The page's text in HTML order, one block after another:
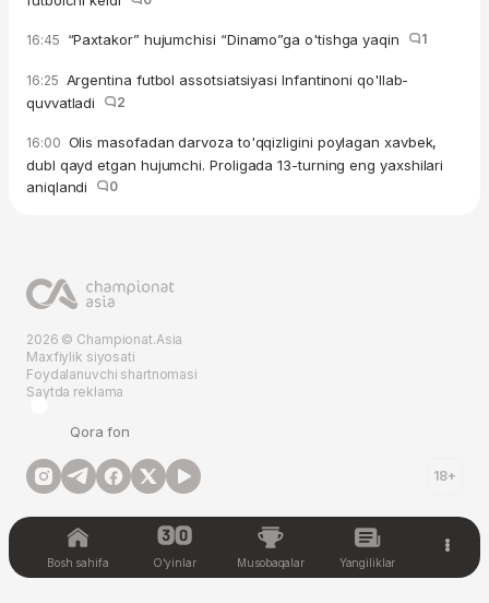
16:45 “Paxtakor” hujumchisi “Dinamo”ga o'tishga yaqin 1
16:25 Argentina futbol assotsiatsiyasi Infantinoni qo'llab-
quvvatladi
2
16:00 Olis masofadan darvoza to'qqizligini poylagan xavbek,
dubl qayd etgan hujumchi. Proligada 13-turning eng yaxshilari
aniqlandi
0
2026 © Championat.Asia
Maxfiylik siyosati
Foydalanuvchi shartnomasi
Saytda reklama
Qora fon
18+
Bosh sahifa O'yinlar Musobaqalar Yangiliklar